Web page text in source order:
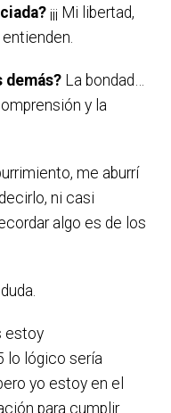
¡¡¡ Mi libertad,
demás?La bondad…
y la
me aburrí
ni casi
algo es de los
estoy
lo lógico sería
yo estoy en el
para cumplir